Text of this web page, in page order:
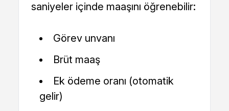
saniyeler içinde maaşını öğrenebilir:
Görev unvanı
Brüt maaş
Ek ödeme oranı (otomatik
gelir)